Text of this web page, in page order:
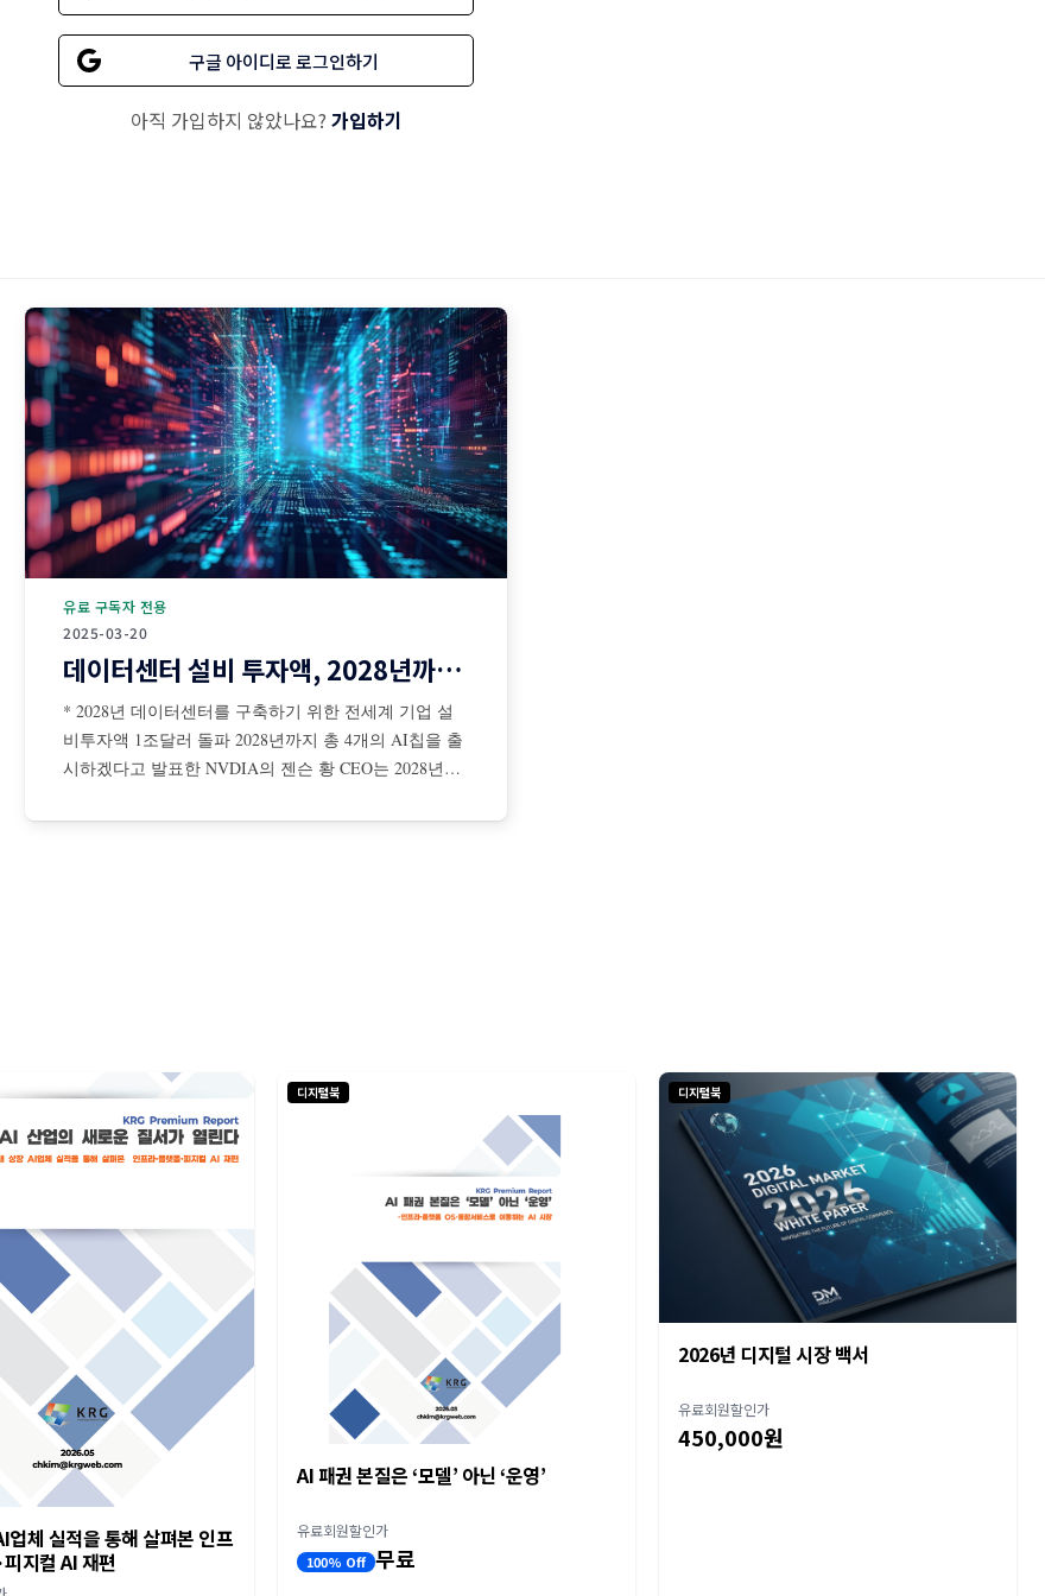
구글 아이디로 로그인하기
아직 가입하지 않았나요? 가입하기
2025-03-20
유료 구독자 전용
데이터센터 설비 투자액, 2028년까지 1조달러 돌파
* 2028년 데이터센터를 구축하기 위한 전세계 기업 설
비투자액 1조달러 돌파 2028년까지 총 4개의 AI칩을 출
시하겠다고 발표한 NVDIA의 젠슨 황 CEO는 2028년까
투자액이 총 1조달러에 이를 것이라고 전망 젠슨 황은
체 실적을 통해 살펴본 인프
지컬 AI 재편
디지털북
AI 패권 본질은 ‘모델’ 아닌 ‘운영’
유료회원할인가
100% Off 무료
디지털북
2026년 디지털 시장 백서
유료회원할인가
450,000원